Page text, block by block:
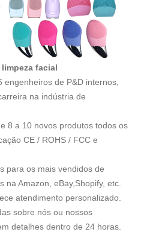
facial
engenheiros de P&D internos,
na indústria de
8 a 10 novos produtos todos os
CE / ROHS / FCC e
para os mais vendidos de
na Amazon, eBay,Shopify, etc.
atendimento personalizado.
sobre nós ou nossos
detalhes dentro de 24 horas.